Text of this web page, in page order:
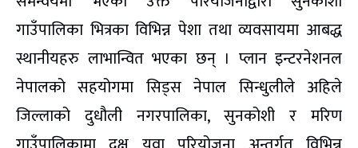
गाउँपालिका भित्रका विभिन्न पेशा तथा व्यवसायमा आबद्ध
स्थानीयहरु लाभान्वित भएका छन् । प्लान इन्टरनेशनल
नेपालको सहयोगमा सिड्स नेपाल सिन्धुलीले अहिले
जिल्लाको दुधौली नगरपालिका, सुनकोशी र मरिण